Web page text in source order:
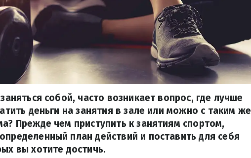
собой, часто возникает вопрос, где лучше
деньги на занятия в зале или можно с таким же
Прежде чем приступить к занятиям спортом,
план действий и поставить для себя
вы хотите достичь.